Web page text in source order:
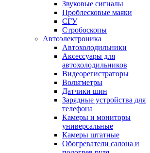
Звуковые сигналы
Проблесковые маяки
СГУ
Стробоскопы
Автоэлектроника
Автохолодильники
Аксессуары для
автохолодильников
Видеорегистраторы
Вольтметры
Датчики шин
Зарядные устройства для
телефона
Камеры и мониторы
универсальные
Камеры штатные
Обогреватели салона и